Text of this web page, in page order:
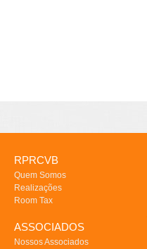
RPRCVB
Quem Somos
Realizações
Room Tax
ASSOCIADOS
Nossos Associados